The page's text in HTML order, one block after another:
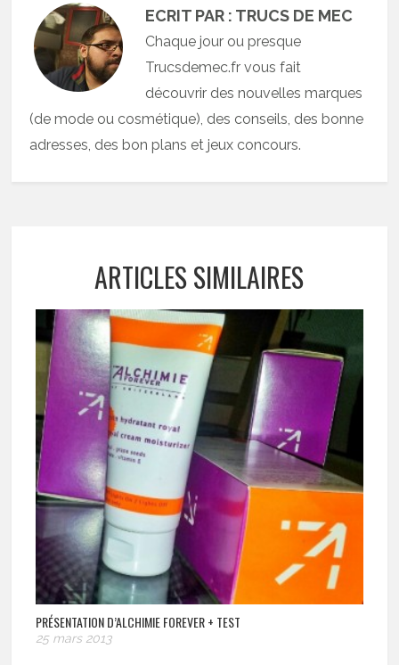
ECRIT PAR : TRUCS DE MEC
Chaque jour ou presque
Trucsdemec.fr vous fait
découvrir des nouvelles marques
(de mode ou cosmétique), des conseils, des bonne
adresses, des bon plans et jeux concours.
ARTICLES SIMILAIRES
PRÉSENTATION D’ALCHIMIE FOREVER + TEST
25 mars 2013